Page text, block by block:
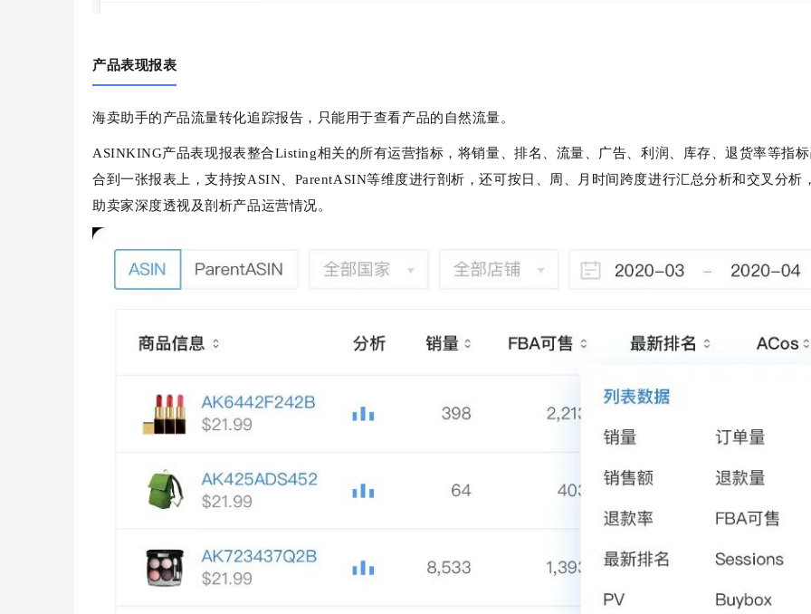
产品表现报表
海卖助手的产品流量转化追踪报告，只能用于查看产品的自然流量。
ASINKING产品表现报表整合Listing相关的所有运营指标，将销量、排名、流量、广告、利润、库存、退货率等指
合到一张报表上，支持按ASIN、ParentASIN等维度进行剖析，还可按日、周、月时间跨度进行汇总分析和交叉分析
助卖家深度透视及剖析产品运营情况。